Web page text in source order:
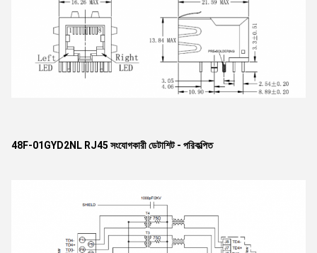
48F-01GYD2NL RJ45 সংযোগকারী ডেটাশিট - পরিকল্পিত